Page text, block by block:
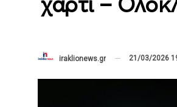
iraklionews.gr 21/03/2026